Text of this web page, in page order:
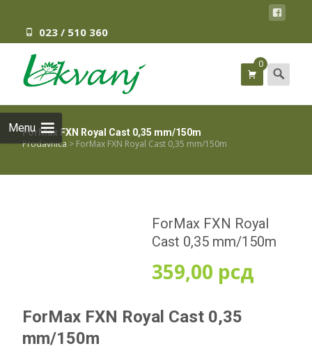
023 / 510 360
Menu
0 Search
for:
ForMax FXN Royal Cast 0,35 mm/150m
Prodavnica > ForMax FXN Royal Cast 0,35 mm/150m
ForMax FXN Royal
Cast 0,35 mm/150m
359,00 рсд
ForMax FXN Royal Cast 0,35
mm/150m